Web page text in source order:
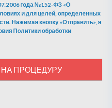
года №152-ФЗ «О
и для целей, определенных
Нажимая кнопку «Отправить», я
Политики обработки
ПРОЦЕДУРУ